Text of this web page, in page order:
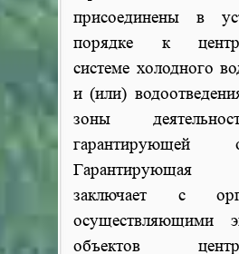
присоединены в
порядке к
системе холодного
и (или)
зоны
гарантирующей
Гарантирующая
заключает с
осуществляющими
объектов